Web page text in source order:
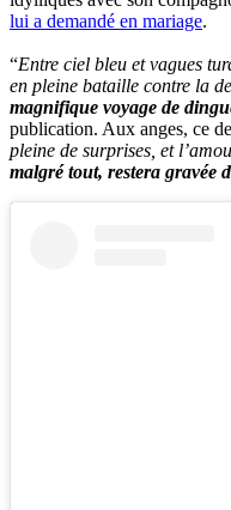
lui a demandé en mariage.
“Entre ciel bleu et vagues
en pleine bataille contre la
magnifique voyage de
publication. Aux anges, ce
pleine de surprises, et
malgré tout, restera gravée